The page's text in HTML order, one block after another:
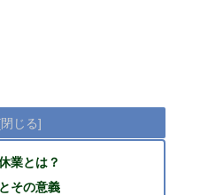
業とは？
その意義